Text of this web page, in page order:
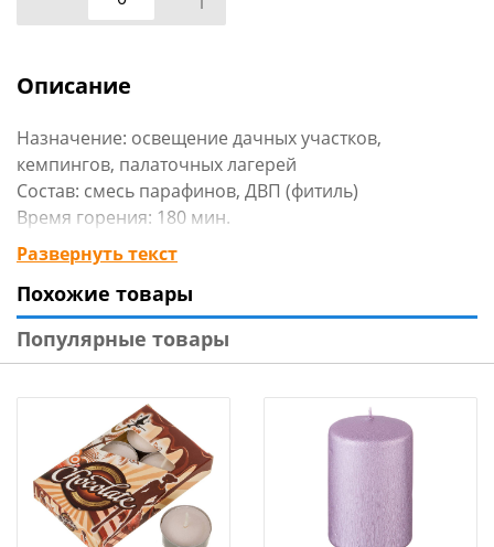
Описание
Назначение: освещение дачных участков,
кемпингов, палаточных лагерей
Состав: смесь парафинов, ДВП (фитиль)
Время горения: 180 мин.
Свечи предназначены для освещения дачных
участков, кемпингов, палаточных лагерей.
Свечи могут использоваться как на воздухе, так и в
помещении.
Развернуть текст
Похожие товары
Популярные товары